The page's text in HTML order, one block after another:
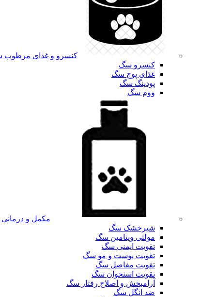
کنسرو و غذای
کنسرو سگ
غذای پوچ سگ
پودینگ سگ
ووم سگ
مکمل و
شیرخشک سگ
مولتی ویتامین سگ
تقویت ایمنی سگ
تقویت پوست و مو سگ
تقویت مفاصل سگ
تقویت استخوان سگ
آرامبخش و اصلاح رفتار سگ
ضد انگل سگ